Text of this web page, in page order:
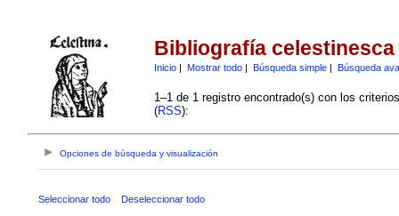
Bibliografía celestinesca
Inicio| Mostrar todo| Búsqueda simple| Búsqueda
1–1 de 1 registro encontrado(s) con los
(RSS):
Opciones de búsqueda y visualización
Seleccionar todo Deseleccionar todo